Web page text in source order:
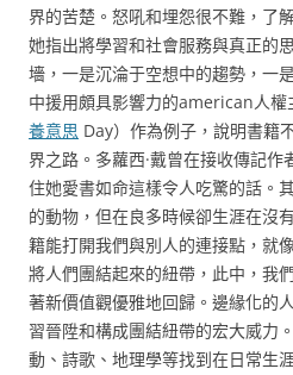
界的苦楚。怒吼和埋怨很不難，了
她指出將學習和社會服務與真正的
墻，一是沉淪于空想中的趨勢，一
中援用頗具影響力的american人
養意思 Day）作為例子，說明書籍
界之路。多蘿西·戴曾在接收傳記
住她愛書如命這樣令人吃驚的話。
的動物，但在良多時候卻生涯在沒
籍能打開我們與別人的連接點，就
將人們團結起來的紐帶，此中，我
著新價值觀優雅地回歸。邊緣化的
習晉陞和構成團結紐帶的宏大威力
動、詩歌、地理學等找到在日常生